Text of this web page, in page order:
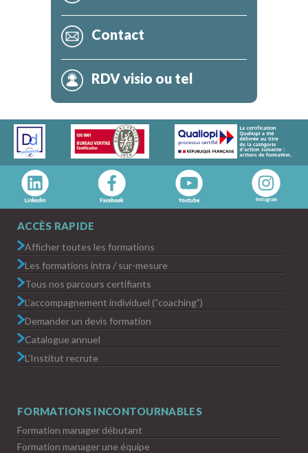
Contact
RDV visio ou tel
ACCÈS RAPIDE
Afficher toutes les formations
Les formations intra / sur-mesure
Tous nos parcours certifiants
L’accompagnement individuel (“coaching”)
Demander un devis formation
Catalogue annuel
L’Institut recrute
FORMATIONS INCONTOURNABLES
Formation manager débutant
Formation manager une équipe